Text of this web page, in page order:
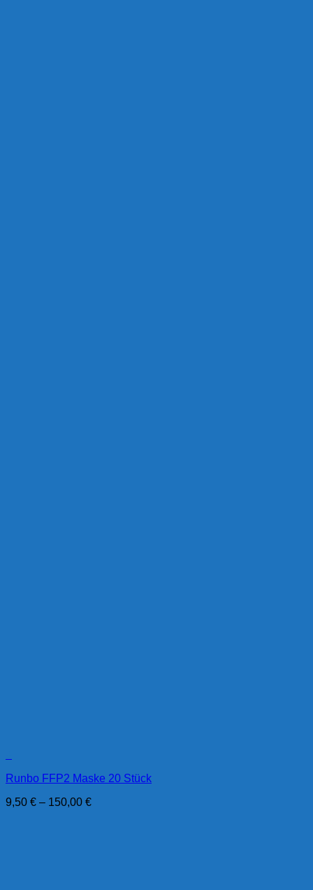
Runbo FFP2 Maske 20 Stück
9,50 € – 150,00 €